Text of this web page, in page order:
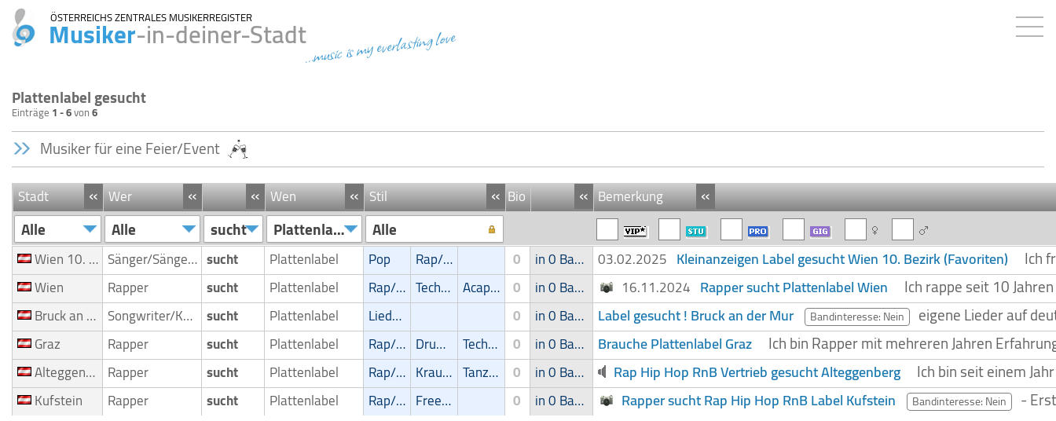
ÖSTERREICHS ZENTRALES MUSIKERREGISTER
Musiker-in-deiner-Stadt...music is my everlasting love
Plattenlabel gesucht
Einträge 1 - 6von6
Musiker für eine Feier/Event
Stadt « Wer « « Wen « Stil « Bio « «
Bemerkung
Alle Alle sucht Plattenlabel Alle
Wien 10. Bezirk (Favoriten) Sänger/Sängerin sucht Plattenlabel Pop Rap/Hip-Hop/RnB 0 in 0 Band 03.02.2025 Kleinanzeigen Label gesucht Wien 10. Bezirk (Favoriten) Ich
Wien Rapper sucht Plattenlabel Rap/Hip-Hop/RnB Techno Acapella 0 in 0 Band 16.11.2024 Rapper sucht Plattenlabel Wien Ich rappe seit 10
Bruck an der Mur Songwriter/Komponist sucht Plattenlabel Liedermacher 0 in 0 Band Label gesucht ! Bruck an der Mur Bandinteresse: Nein eigene Lieder auf
Graz Rapper sucht Plattenlabel Rap/Hip-Hop/RnB Drum'n' Bass Techno 0 in 0 Band Brauche Plattenlabel Graz Ich bin Rapper mit mehreren Jahren
Alteggenberg Rapper sucht Plattenlabel Rap/Hip-Hop/RnB Krautrock Tanz/Unterhaltungsmusik 0 in 0 Band Rap Hip Hop RnB Vertrieb gesucht Alteggenberg Ich bin seit einem
Kufstein Rapper sucht Plattenlabel Rap/Hip-Hop/RnB Freestyle 0 in 0 Band Rapper sucht Rap Hip Hop RnB Label Kufstein Bandinteresse: Nein -